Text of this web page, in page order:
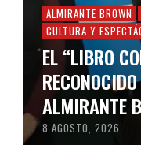
ALMIRANTE BROWN
CULTURA Y
EL “LIBRO
ALMIRANTE
8 AGOSTO, 2026